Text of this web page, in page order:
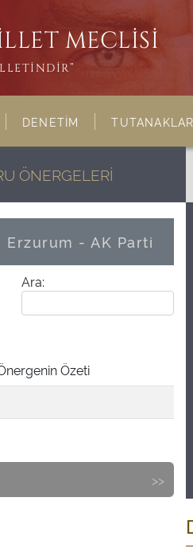
MECLİSİ
DENETİM TUTANAKLAR
ÖNERGELERİ
Erzurum - AK Parti
Ara:
Özeti
>>